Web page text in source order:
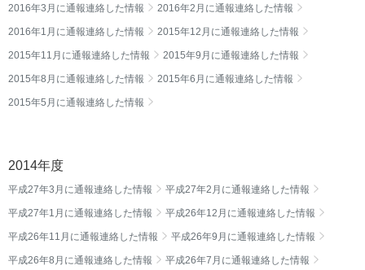
2016年3月に通報連絡した情報 2016年2月に通報連絡した情報
2016年1月に通報連絡した情報 2015年12月に通報連絡した情報
2015年11月に通報連絡した情報 2015年9月に通報連絡した情報
2015年8月に通報連絡した情報 2015年6月に通報連絡した情報
2015年5月に通報連絡した情報
2014年度
平成27年3月に通報連絡した情報 平成27年2月に通報連絡した情報
平成27年1月に通報連絡した情報 平成26年12月に通報連絡した情報
平成26年11月に通報連絡した情報 平成26年9月に通報連絡した情報
平成26年8月に通報連絡した情報 平成26年7月に通報連絡した情報